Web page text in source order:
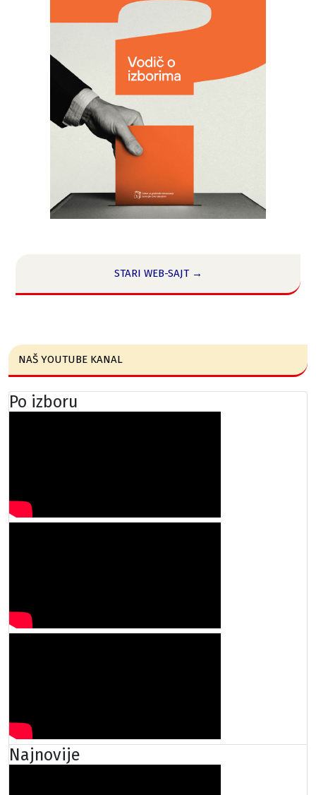
STARI WEB-SAJT →
NAŠ YOUTUBE KANAL
Po izboru
Najnovije